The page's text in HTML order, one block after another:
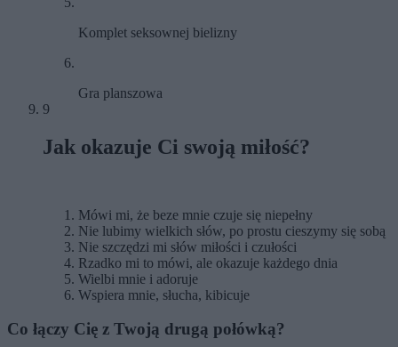
Komplet seksownej bielizny
Gra planszowa
9
Jak okazuje Ci swoją miłość?
Mówi mi, że beze mnie czuje się niepełny
Nie lubimy wielkich słów, po prostu cieszymy się sobą
Nie szczędzi mi słów miłości i czułości
Rzadko mi to mówi, ale okazuje każdego dnia
Wielbi mnie i adoruje
Wspiera mnie, słucha, kibicuje
Co łączy Cię z Twoją drugą połówką?